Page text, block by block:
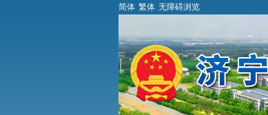
简体 繁体 无障碍浏览